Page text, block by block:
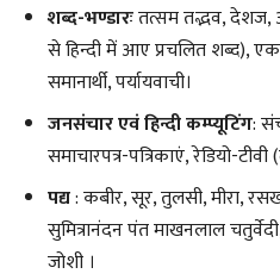
शब्द-भण्डारःतत्सम तद्भव, देशज,
से हिन्दी में आए प्रचलित शब्द),
समानार्थी, पर्यायवाची।
जनसंचार एवं हिन्दी कम्प्यूटिंग:
समाचारपत्र-पत्रिकाएं, रेडियो-
पद्य: कबीर, सूर, तुलसी, मीरा,
सुमित्रानंदन पंत माखनलाल
जोशी ।